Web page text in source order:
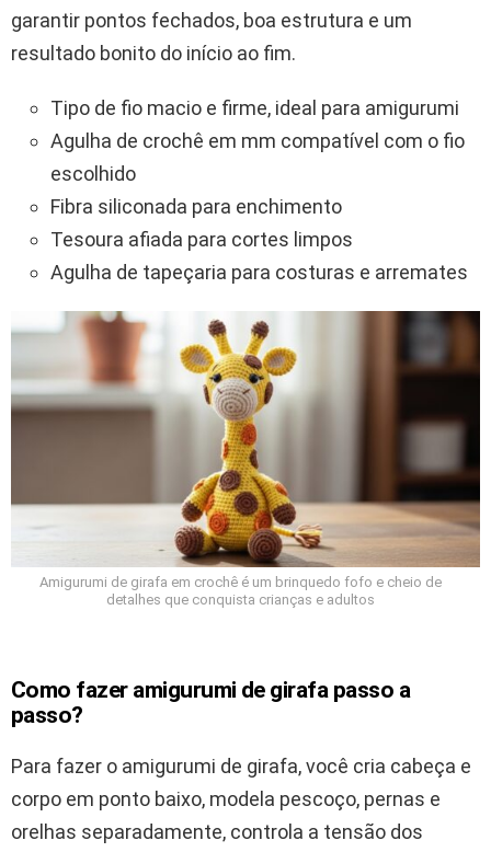
garantir pontos fechados, boa estrutura e um
resultado bonito do início ao fim.
Tipo de fio macio e firme, ideal para amigurumi
Agulha de crochê em mm compatível com o fio
escolhido
Fibra siliconada para enchimento
Tesoura afiada para cortes limpos
Agulha de tapeçaria para costuras e arremates
Amigurumi de girafa em crochê é um brinquedo fofo e cheio de
detalhes que conquista crianças e adultos
Como fazer amigurumi de girafa passo a
passo?
Para fazer o amigurumi de girafa, você cria cabeça e
corpo em ponto baixo, modela pescoço, pernas e
orelhas separadamente, controla a tensão dos